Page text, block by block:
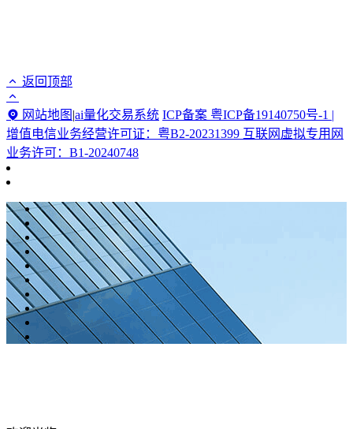
返回顶部
网站地图 |ai量化交易系统 ICP备案 粤ICP备19140750号-1 |
增值电信业务经营许可证：粤B2-20231399 互联网虚拟专用网
业务许可：B1-20240748